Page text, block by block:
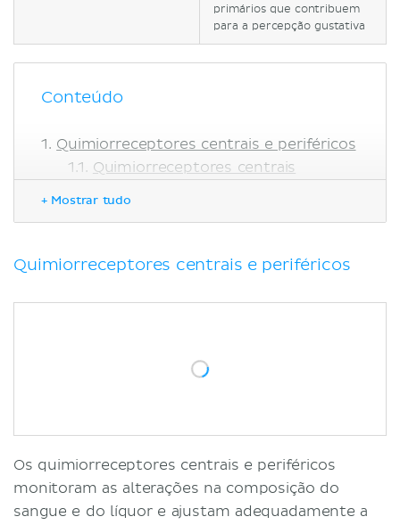
primários que contribuem
para a percepção gustativa
Conteúdo
Quimiorreceptores centrais e periféricos
Quimiorreceptores centrais
Quimiorreceptores gustativos
Perda do olfato (anosmia) e do paladar
+ Mostrar tudo
Quimiorreceptores centrais e periféricos
Os quimiorreceptores centrais e periféricos
monitoram as alterações na composição do
sangue e do líquor e ajustam adequadamente a